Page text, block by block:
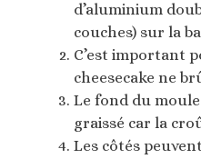
d’aluminium
couches) sur la
C’est important
cheesecake ne
Le fond du moule
graissé car la
Les côtés